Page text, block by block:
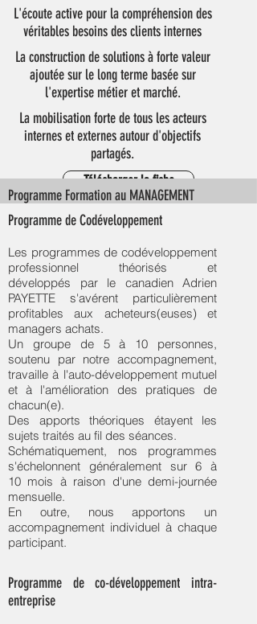
L'écoute active pour la compréhension des
véritables besoins des clients internes
La construction de solutions à forte valeur
ajoutée sur le long terme basée sur
l'expertise métier et marché.
La mobilisation forte de tous les acteurs
internes et externes autour d'objectifs
partagés.
Télécharger la fiche
Programme Formation au MANAGEMENT
MOTIVATIONNEL du responsable
Achats/supply chain
L'Entreprise évolue au sein
d'environnements toujours plus
exigeants dans lesquels chaque
intervenant doit déployer réactivité, et
adaptabilité au travers d'un véritable
engagement.
Un des rôles du manager est
d'entretenir l'envie de s'impliquer, le
désir de progresser et la volonté de
réussir de chacun(e) de ses
collaborateurstrice)s.
Le management Motivationnel s'inscrit
dans la promesse de plus de
performance sur le long terme parce
qu'obtenue avec moins de stress et
plus de plaisir.
Nous nous appuyons sur des principes
et des techniques que nous avons
adaptés au métier Achats et Supply
Chain.
Télécharger la fiche
Programme de Codéveloppement
Les programmes de codéveloppement
professionnel théorisés et
développés par le canadien Adrien
PAYETTE s'avérent particulièrement
profitables aux acheteurs(euses) et
managers achats.
Un groupe de 5 à 10 personnes,
soutenu par notre accompagnement,
travaille à l'auto-développement mutuel
et à l'amélioration des pratiques de
chacun(e).
Des apports théoriques étayent les
sujets traités au fil des séances.
Schématiquement, nos programmes
s'échelonnent généralement sur 6 à
10 mois à raison d'une demi-journée
mensuelle.
En outre, nous apportons un
accompagnement individuel à chaque
participant.
Programme de co-développement intra-
entreprise